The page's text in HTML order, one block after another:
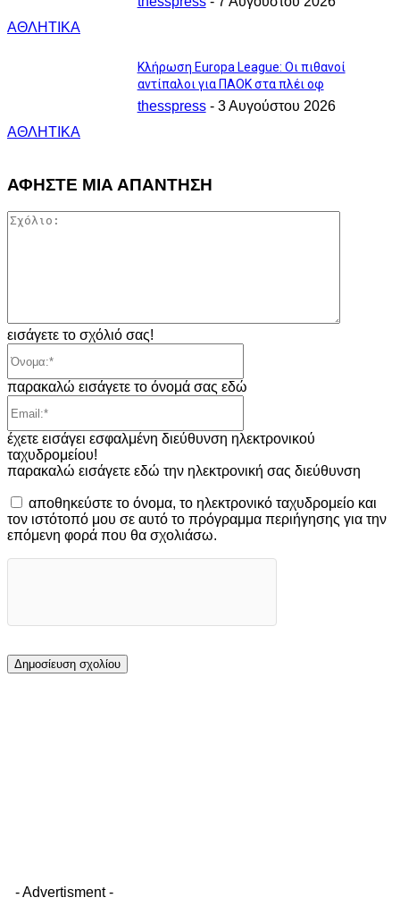
ΑΘΛΗΤΙΚΑ
ΑΘΛΗΤΙΚΑ
Κλήρωση Europa League: Οι πιθανοί
αντίπαλοι για ΠΑΟΚ στα πλέι οφ
thesspress - 3 Αυγούστου 2026
ΑΦΗΣΤΕ ΜΙΑ ΑΠΑΝΤΗΣΗ
εισάγετε το σχόλιό σας!
παρακαλώ εισάγετε το όνομά σας εδώ
έχετε εισάγει εσφαλμένη διεύθυνση ηλεκτρονικού
ταχυδρομείου!
παρακαλώ εισάγετε εδώ την ηλεκτρονική σας διεύθυνση
αποθηκεύστε το όνομα, το ηλεκτρονικό ταχυδρομείο και
τον ιστότοπό μου σε αυτό το πρόγραμμα περιήγησης για την
επόμενη φορά που θα σχολιάσω.
- Advertisment -